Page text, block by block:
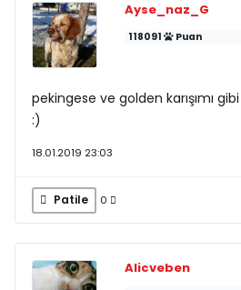
Ayse_naz_G
118091 Puan
pekingese ve golden karışımı
:)
18.01.2019 23:03
Patile 0
Alicveben